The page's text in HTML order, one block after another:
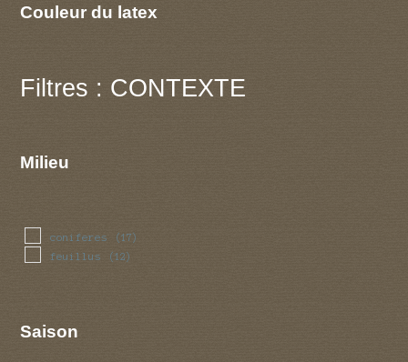
Couleur du latex
Filtres : CONTEXTE
Milieu
coniferes (17)
feuillus (12)
Saison